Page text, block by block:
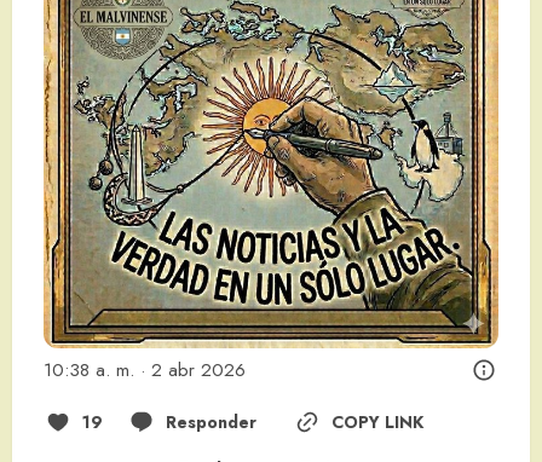
10:38 a. m. · 2 abr 2026
19 Responder
COPY LINK